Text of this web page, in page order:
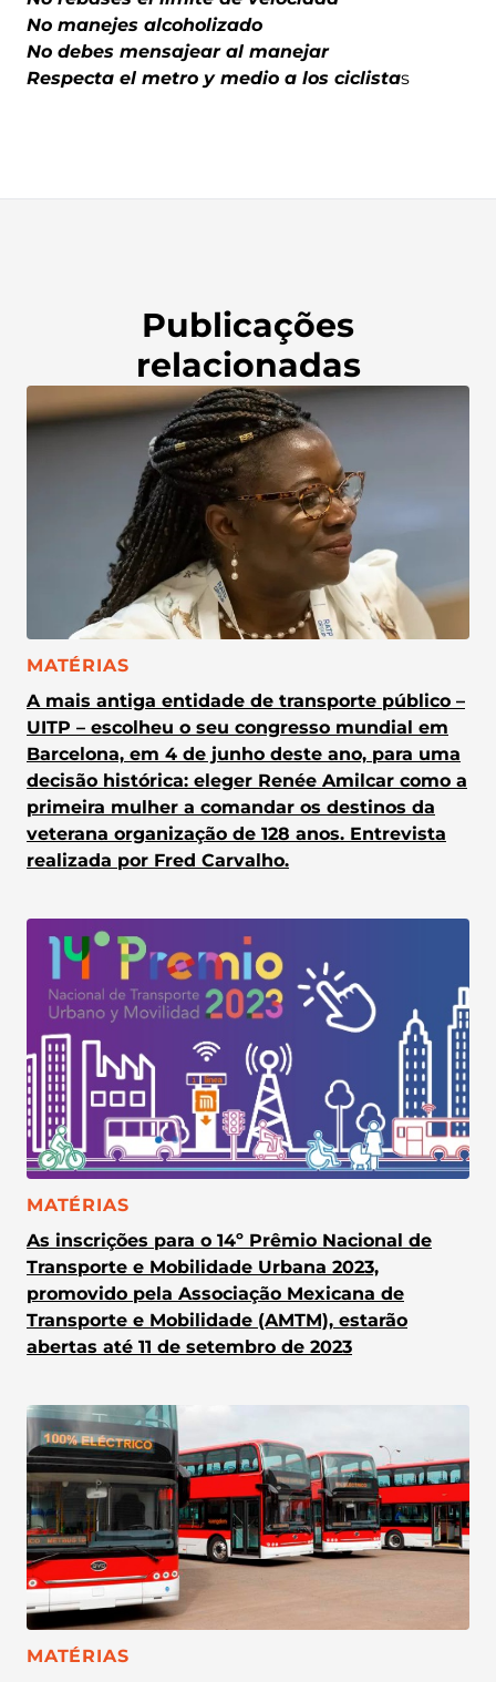
No manejes alcoholizado
No debes mensajear al manejar
Respecta el metro y medio a los ciclistas
Publicações
relacionadas
CATEGORIA:
MATÉRIAS
A mais antiga entidade de transporte público –
UITP – escolheu o seu congresso mundial em
Barcelona, em 4 de junho deste ano, para uma
decisão histórica: eleger Renée Amilcar como a
primeira mulher a comandar os destinos da
veterana organização de 128 anos. Entrevista
realizada por Fred Carvalho.
CATEGORIA:
MATÉRIAS
As inscrições para o 14º Prêmio Nacional de
Transporte e Mobilidade Urbana 2023,
promovido pela Associação Mexicana de
Transporte e Mobilidade (AMTM), estarão
abertas até 11 de setembro de 2023
CATEGORIA:
MATÉRIAS